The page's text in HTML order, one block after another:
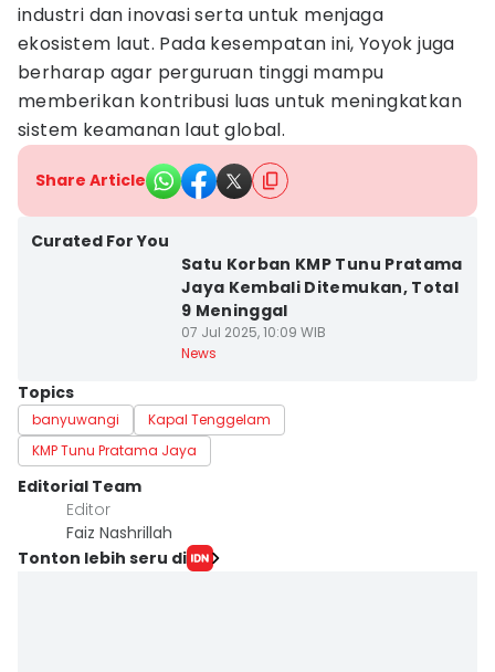
industri dan inovasi serta untuk menjaga
ekosistem laut. Pada kesempatan ini, Yoyok juga
berharap agar perguruan tinggi mampu
memberikan kontribusi luas untuk meningkatkan
sistem keamanan laut global.
Share Article
Curated For You
Satu Korban KMP Tunu Pratama
Jaya Kembali Ditemukan, Total
9 Meninggal
07 Jul 2025, 10:09 WIB
News
Topics
banyuwangi
Kapal Tenggelam
KMP Tunu Pratama Jaya
Editorial Team
Editor
Faiz Nashrillah
Tonton lebih seru di